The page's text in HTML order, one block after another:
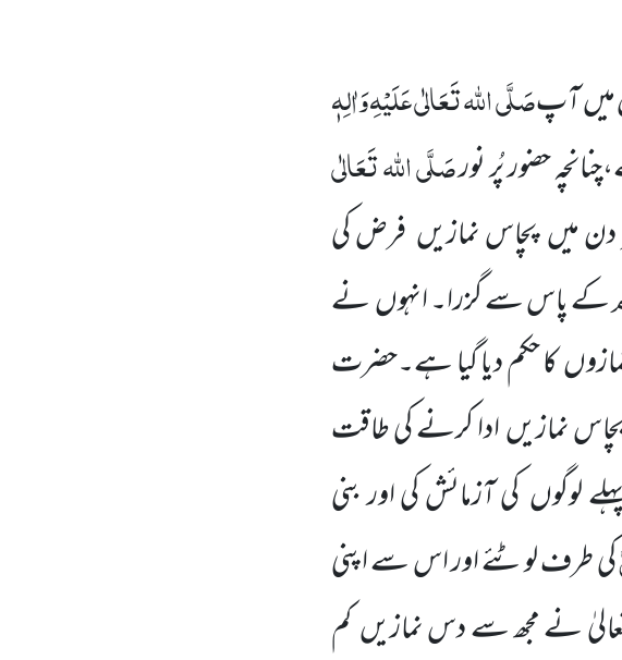
میں آپصَلَّی اللہ تَعَالٰی عَلَیْہِوَاٰلِہٖ
حضور پُر نورصَلَّی اللہ تَعَالٰی
دن میں پچاس نمازیں فرض کی
کے پاس سے گزرا۔ انہوں نے
کا حکم دیا گیا ہے۔حضرت
نمازیں ادا کرنے کی طاقت
کی آزمائش کی اور بنی
کی طرف لوٹئے اور اس سے اپنی
نے مجھ سے دس نمازیں کم